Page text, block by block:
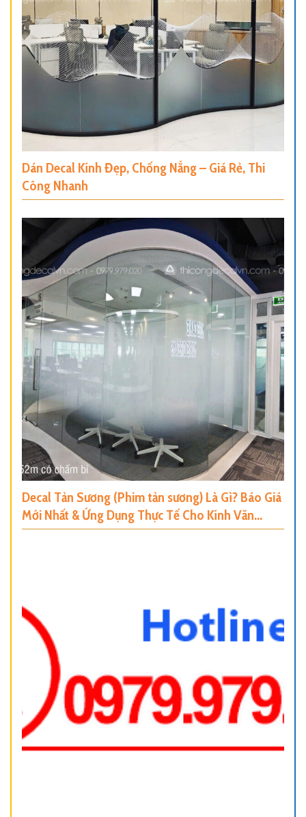
Dán Decal Kính Đẹp, Chống Nắng – Giá Rẻ, Thi
Công Nhanh
Decal Tản Sương (Phim tản sương) Là Gì? Báo Giá
Mới Nhất & Ứng Dụng Thực Tế Cho Kính Văn
Phòng, Nhà Ở